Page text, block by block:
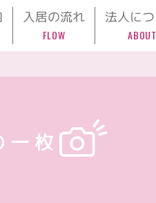
入居の流れ
FLOW
法人に
ABOUT
一枚